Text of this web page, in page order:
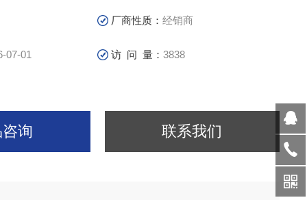
厂商性质：经销商
07-01 访 问 量：3838
询 联系我们